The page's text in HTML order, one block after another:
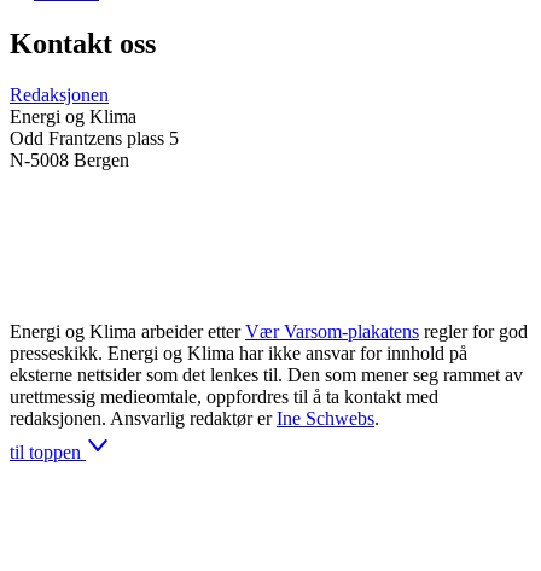
Kontakt oss
Redaksjonen
Energi og Klima
Odd Frantzens plass 5
N-5008 Bergen
Energi og Klima arbeider etter Vær Varsom-plakatens regler for god
presseskikk. Energi og Klima har ikke ansvar for innhold på
eksterne nettsider som det lenkes til. Den som mener seg rammet av
urettmessig medieomtale, oppfordres til å ta kontakt med
redaksjonen. Ansvarlig redaktør er Ine Schwebs.
til toppen